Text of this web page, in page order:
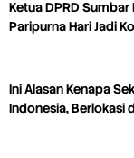
Ketua DPRD
Paripurna Hari Jadi
Ini Alasan Kenapa
Indonesia, Berlokasi